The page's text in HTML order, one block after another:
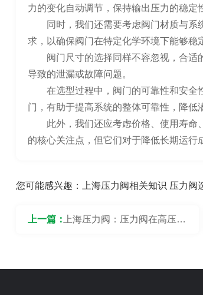
力的变化自动调节，保持输出压力的稳定
同时，我们还需要考虑阀门材质与系
求，以确保阀门在特定化学环境下能够稳
阀门尺寸的选择同样不容忽视，合适
导致的泄漏或故障问题。
在选型过程中，阀门的可靠性和安全
门，有助于提高系统的整体可靠性，降低
此外，我们还应考虑价格、使用寿命
的核心关注点，但它们对于降低长期运行
您可能感兴趣： 上海压力阀相关知识 压力阀
上一篇： 上海压力阀：压力阀在高压和